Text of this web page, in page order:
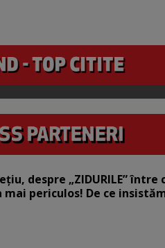
despre „ZIDURILE”
periculos! De ce